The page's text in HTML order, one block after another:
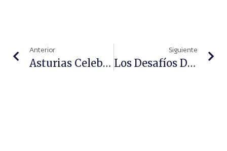
Anterior
Asturias Celebra En Abril Una Cumbre Sobre Las Tecnologías En Salud
Siguiente
Los Desafíos De Las Nuevas Terapias En Diabetes